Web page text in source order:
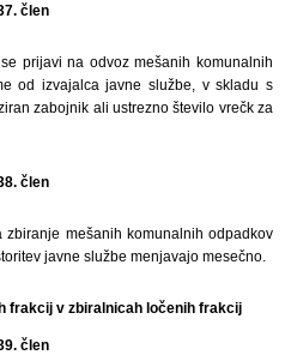
člen
prijavi na odvoz mešanih komunalnih
od izvajalca javne službe, v skladu s
zabojnik ali ustrezno število vrečk za
člen
mešanih komunalnih odpadkov
javne službe menjavajo mesečno.
frakcij v zbiralnicah ločenih frakcij
člen